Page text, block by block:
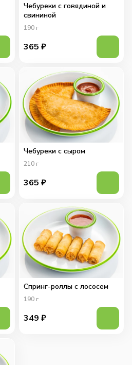
Чебуреки с говядиной и
свининой
190 г
365 ₽
Чебуреки с сыром
210 г
365 ₽
Спринг-роллы с лососем
190 г
349 ₽